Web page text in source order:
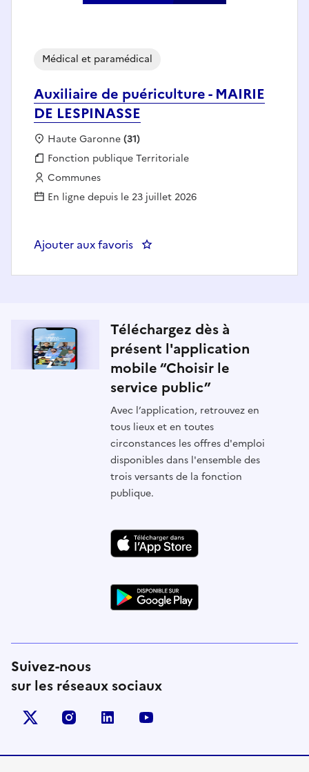
Auxiliaire de puériculture - MAIRIE
DE LESPINASSE
Médical et paramédical
Localisation :
Haute Garonne(31)
Fonction publique :
Fonction publique Territoriale
Employeur :
Communes
En ligne depuis le 23 juillet 2026
Ajouter aux favoris : Auxiliaire de puériculture -
Téléchargez dès à
présent l'application
mobile “Choisir le
service public”
Avec l’application, retrouvez en
tous lieux et en toutes
circonstances les offres d'emploi
disponibles dans l'ensemble des
trois versants de la fonction
publique.
Suivez-nous
sur les réseaux sociaux
X (anciennement Twitter)
instagramlinkedin